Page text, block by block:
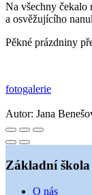
Na všechny čekalo
a osvěžujícího
Pěkné prázdniny
fotogalerie
Autor: Jana
Základní škola
O nás